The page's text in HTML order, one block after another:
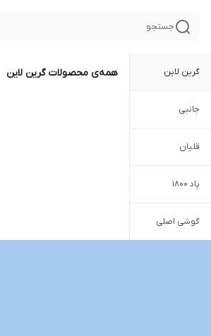
جستجو
گرین لاین
جانبی
قلیان
پاد ۱۸۰۰
گوشی اصلی
همه‌ی محصولاتگرین لاین